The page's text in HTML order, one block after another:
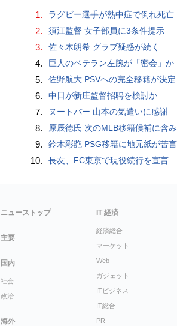
1. ラグビー選手が熱中症で倒れ死亡
2. 須江監督 女子部員に3条件提示
3. 佐々木朗希 グラブ疑惑が続く
4. 巨人のベテラン左腕が「密会」か
5. 佐野航大 PSVへの完全移籍が決定
6. 中日が新庄監督招聘を検討か
7. ヌートバー 山本の気遣いに感謝
8. 原辰徳氏 次のMLB移籍候補に含み
9. 鈴木彩艶 PSG移籍に地元紙が苦言
10. 長友、FC東京で現役続行を宣言
ニューストップ
主要
国内
社会
政治
海外
IT 経済
経済総合
マーケット
Web
ガジェット
ITビジネス
IT総合
PR